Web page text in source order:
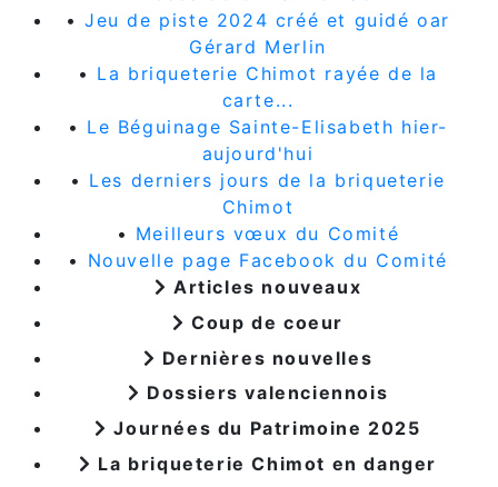
•Jeu de piste 2024 créé et guidé oar
Gérard Merlin
• La briqueterie Chimot rayée de la
carte...
• Le Béguinage Sainte-Elisabeth hier-
aujourd'hui
• Les derniers jours de la briqueterie
Chimot
• Meilleurs vœux du Comité
• Nouvelle page Facebook du Comité
Articles nouveaux
Coup de coeur
Dernières nouvelles
Dossiers valenciennois
Journées du Patrimoine 2025
La briqueterie Chimot en danger